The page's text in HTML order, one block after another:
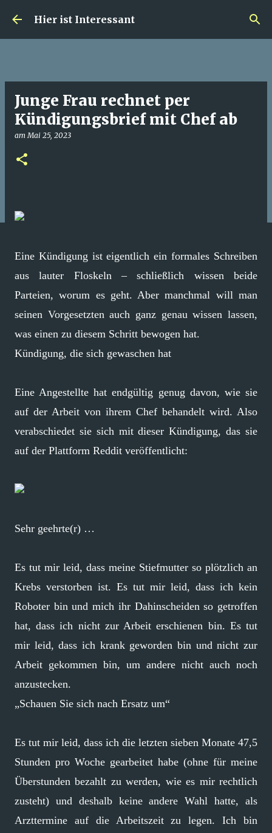
Direkt zum Hauptbereich
Hier ist Interessant
Junge Frau rechnet per
Kündigungsbrief mit Chef ab
amMai 25, 2023
Eine Kündigung ist eigentlich ein formales Schreiben
aus lauter Floskeln – schließlich wissen beide
Parteien, worum es geht. Aber manchmal will man
seinen Vorgesetzten auch ganz genau wissen lassen,
was einen zu diesem Schritt bewogen hat.
Kündigung, die sich gewaschen hat
Eine Angestellte hat endgültig genug davon, wie sie
auf der Arbeit von ihrem Chef behandelt wird. Also
verabschiedet sie sich mit dieser Kündigung, das sie
auf der Plattform Reddit veröffentlicht:
Sehr geehrte(r) …
Es tut mir leid, dass meine Stiefmutter so plötzlich an
Krebs verstorben ist. Es tut mir leid, dass ich kein
Roboter bin und mich ihr Dahinscheiden so getroffen
hat, dass ich nicht zur Arbeit erschienen bin. Es tut
mir leid, dass ich krank geworden bin und nicht zur
Arbeit gekommen bin, um andere nicht auch noch
anzustecken.
„Schauen Sie sich nach Ersatz um“
Es tut mir leid, dass ich die letzten sieben Monate 47,5
Stunden pro Woche gearbeitet habe (ohne für meine
Überstunden bezahlt zu werden, wie es mir rechtlich
zusteht) und deshalb keine andere Wahl hatte, als
Arzttermine auf die Arbeitszeit zu legen. Ich bin